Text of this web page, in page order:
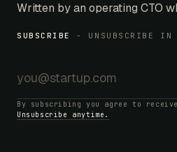
Written by an operating CTO
SUBSCRIBE - UNSUBSCRIBE IN
By subscribing you agree to
Unsubscribe anytime.